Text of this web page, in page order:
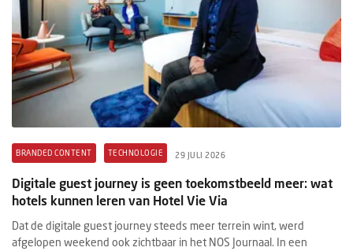
BRANDED CONTENT TECHNOLOGIE 29 JULI 2026
Digitale guest journey is geen toekomstbeeld meer: wat
hotels kunnen leren van Hotel Vie Via
Dat de digitale guest journey steeds meer terrein wint, werd
afgelopen weekend ook zichtbaar in het NOS Journaal. In een